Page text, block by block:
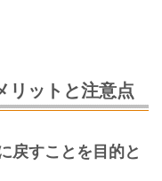
リットと注意点
戻すことを目的と